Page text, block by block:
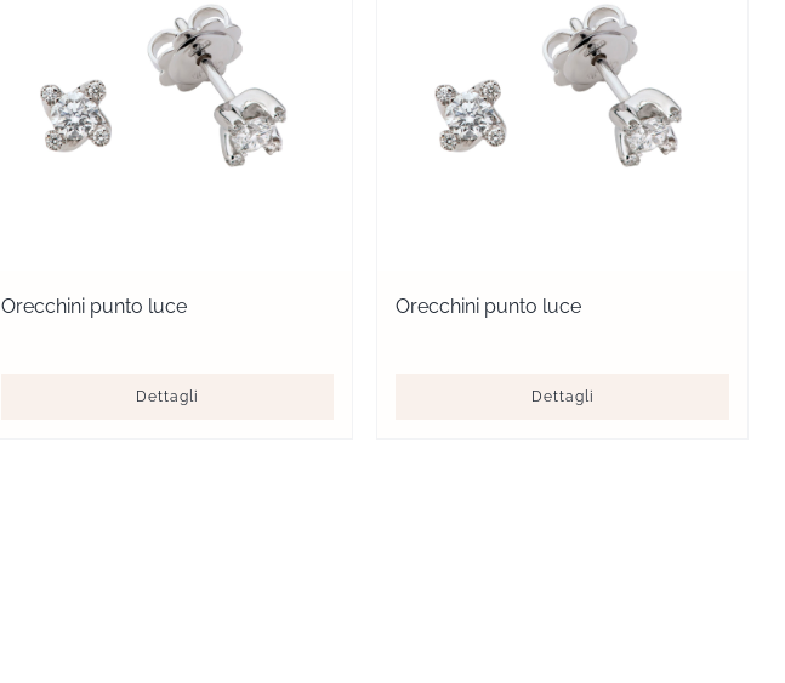
Orecchini punto luce
Dettagli
Orecchini punto luce
Dettagli